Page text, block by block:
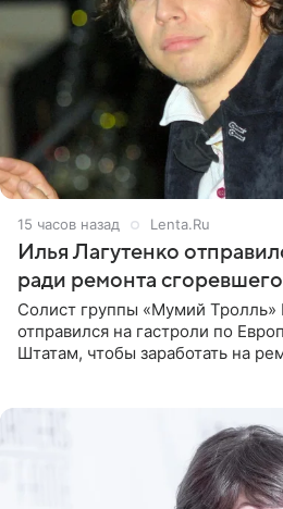
15 часов назад Lenta.Ru
Илья Лагутенко
ради ремонта
Солист группы «Мумий Тролль»
отправился на гастроли по
Штатам, чтобы заработать на